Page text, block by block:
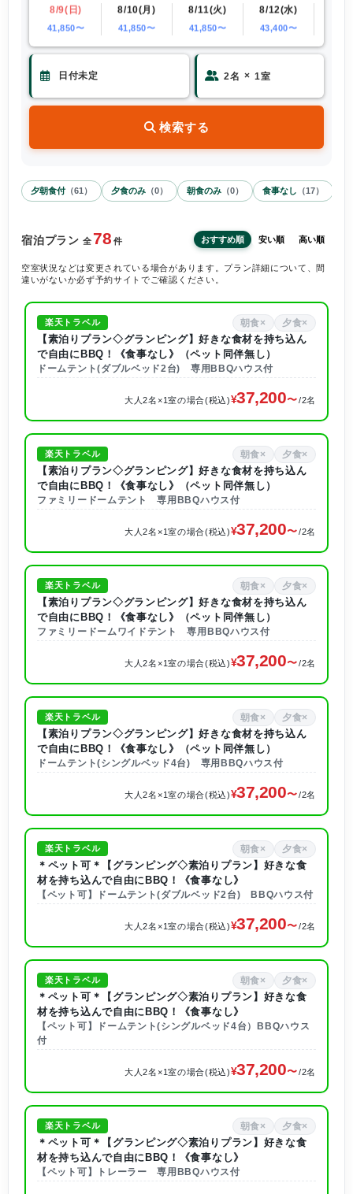
8/9(日)
41,850〜
8/10(月)
41,850〜
8/11(火)
41,850〜
8/12(水)
43,400〜
2名 × 1室
検索する
夕朝食付 （61 ） 夕食のみ （0） 朝食のみ （0） 食事なし （17）
宿泊プラン 全 78 件 おすすめ順 安い順 高い順
空室状況などは変更されている場合があります。プラン詳細について、間
違いがないか必ず予約サイトでご確認ください。
楽天トラベル 朝食× 夕食×
【素泊りプラン◇グランピング】好きな食材を持ち込ん
で自由にBBQ！《食事なし》（ペット同伴無し）
ドームテント(ダブルベッド2台) 専用BBQハウス付
大人2名×1室の場合(税込) 37,200 /2名
楽天トラベル 朝食× 夕食×
【素泊りプラン◇グランピング】好きな食材を持ち込ん
で自由にBBQ！《食事なし》（ペット同伴無し）
ファミリードームテント 専用BBQハウス付
大人2名×1室の場合(税込) 37,200 /2名
楽天トラベル 朝食× 夕食×
【素泊りプラン◇グランピング】好きな食材を持ち込ん
で自由にBBQ！《食事なし》（ペット同伴無し）
ファミリードームワイドテント 専用BBQハウス付
大人2名×1室の場合(税込) 37,200 /2名
楽天トラベル 朝食× 夕食×
【素泊りプラン◇グランピング】好きな食材を持ち込ん
で自由にBBQ！《食事なし》（ペット同伴無し）
ドームテント(シングルベッド4台) 専用BBQハウス付
大人2名×1室の場合(税込) 37,200 /2名
楽天トラベル 朝食× 夕食×
＊ペット可＊【グランピング◇素泊りプラン】好きな食
材を持ち込んで自由にBBQ！《食事なし》
【ペット可】ドームテント(ダブルベッド2台) BBQハウス付
大人2名×1室の場合(税込) 37,200 /2名
楽天トラベル 朝食× 夕食×
＊ペット可＊【グランピング◇素泊りプラン】好きな食
材を持ち込んで自由にBBQ！《食事なし》
【ペット可】ドームテント(シングルベッド4台）BBQハウス
付
大人2名×1室の場合(税込) 37,200 /2名
楽天トラベル 朝食× 夕食×
＊ペット可＊【グランピング◇素泊りプラン】好きな食
材を持ち込んで自由にBBQ！《食事なし》
【ペット可】トレーラー 専用BBQハウス付